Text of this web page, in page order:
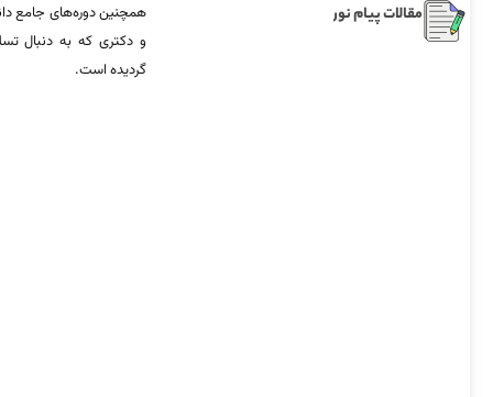
مقالات پیام نور
همچنین دوره‌های جامع
و دکتری که به دنبال
گردیده است.